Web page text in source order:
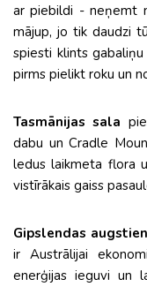
ar piebildi - neņemt
mājup, jo tik daudzi
spiesti klints
pirms pielikt roku un
Tasmānijas sala
dabu un Cradle
ledus laikmeta flora
vistīrākais gaiss
Gipslendas
ir Austrālijai
enerģijas ieguvi un